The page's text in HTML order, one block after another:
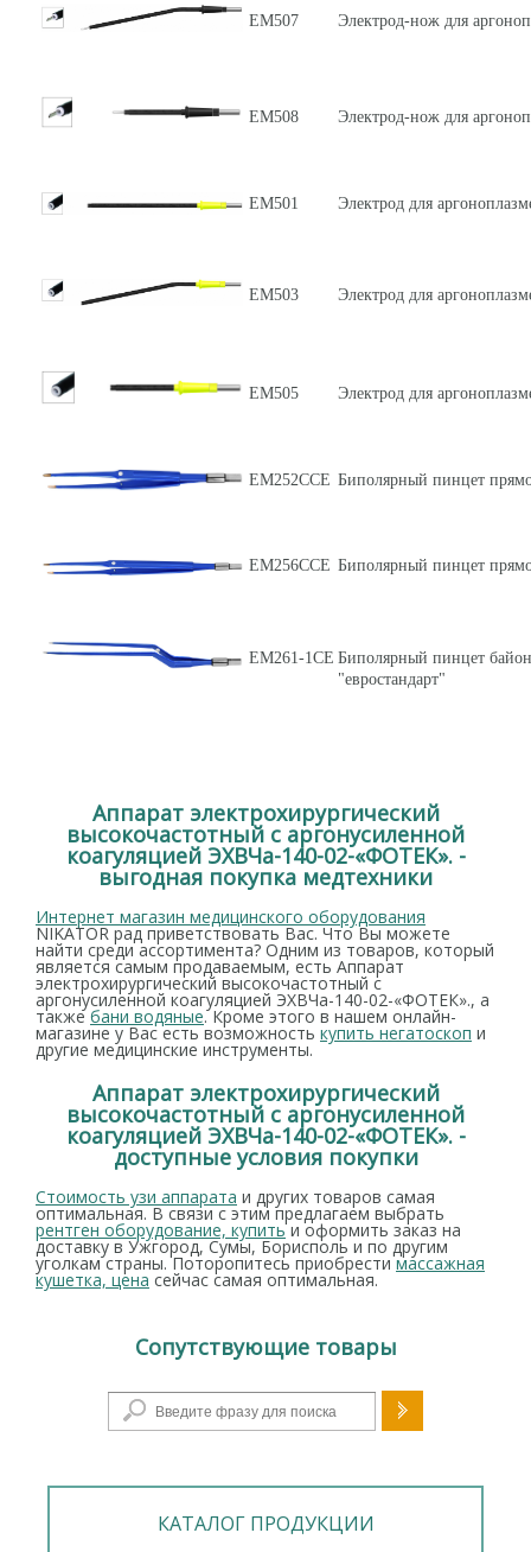
ЕМ507 Электрод-нож для
ЕМ508 Электрод-нож для
ЕМ501 Электрод для
ЕМ503 Электрод для
ЕМ505 Электрод для
ЕМ252ССЕ Биполярный пинцет
ЕМ256ССЕ Биполярный пинцет
ЕМ261-1СЕ Биполярный пинцет
"евростандарт"
Аппарат электрохирургический
высокочастотный с аргонусиленной
коагуляцией ЭХВЧа-140-02-«ФОТЕК». -
выгодная покупка медтехники
Интернет магазин медицинского оборудования
NIKATOR рад приветствовать Вас. Что Вы можете
найти среди ассортимента? Одним из товаров, который
является самым продаваемым, есть Аппарат
электрохирургический высокочастотный с
аргонусиленной коагуляцией ЭХВЧа-140-02-«ФОТЕК»., а
такжебани водяные. Кроме этого в нашем онлайн-
магазине у Вас есть возможность купить негатоскоп и
другие медицинские инструменты.
Аппарат электрохирургический
высокочастотный с аргонусиленной
коагуляцией ЭХВЧа-140-02-«ФОТЕК». -
доступные условия покупки
Стоимость узи аппарата и других товаров самая
оптимальная. В связи с этим предлагаем выбрать
рентген оборудование, купитьи оформить заказ на
доставку в Ужгород, Сумы, Борисполь и по другим
уголкам страны. Поторопитесь приобрестимассажная
кушетка, цена сейчас самая оптимальная.
Сопутствующие товары
Форма поиска
КАТАЛОГ ПРОДУКЦИИ